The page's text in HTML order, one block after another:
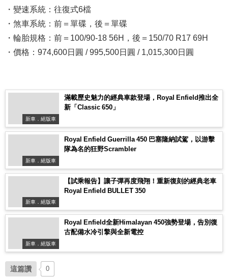
・變速系統：往復式6檔
・煞車系統：前＝單碟，後＝單碟
・輪胎規格：前＝100/90-18 56H，後＝150/70 R17 69H
・價格：974,600日圓 / 995,500日圓 / 1,015,300日圓
新車．絕版車
滿載歷史魅力的經典車款登場，Royal Enfield推出全
新「Classic 650」
新車．絕版車
Royal Enfield Guerrilla 450 巴塞隆納試駕，以游擊
隊為名的狂野Scrambler
新車．絕版車
【試乘報告】讓子彈再度飛翔！重新復刻的經典老車
Royal Enfield BULLET 350
新車．絕版車
Royal Enfield全新Himalayan 450強勢登場，告別復
古配備水冷引擎與全新電控
這篇讚 0